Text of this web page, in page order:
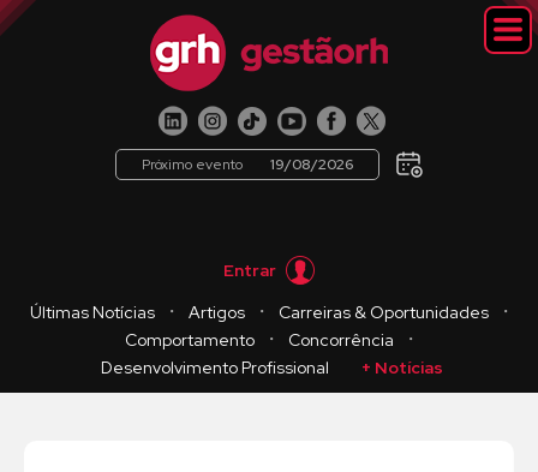
Próximo evento 19/08/2026
Entrar
Últimas Notícias
・ Artigos ・ Carreiras & Oportunidades
・
Comportamento
・ Concorrência
・
Desenvolvimento Profissional
+ Notícias